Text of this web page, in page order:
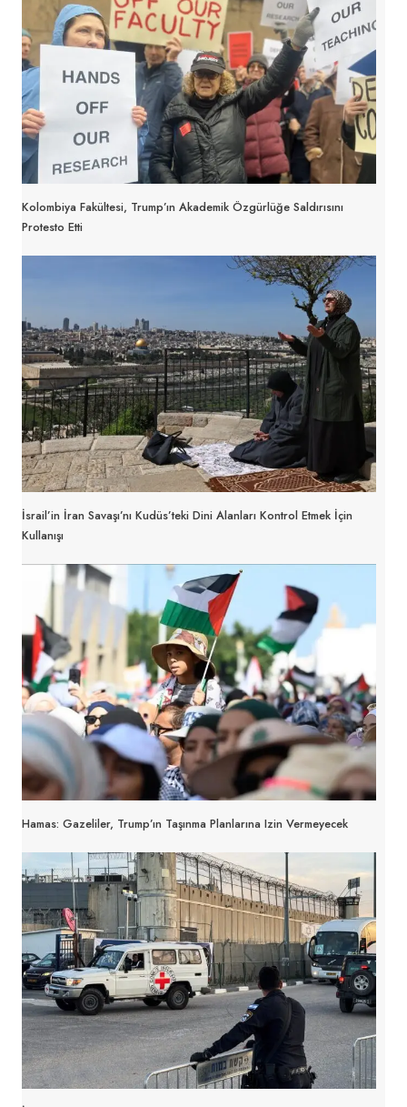
Kolombiya Fakültesi, Trump’ın Akademik Özgürlüğe Saldırısını
Protesto Etti
İsrail’in İran Savaşı’nı Kudüs’teki Dini Alanları Kontrol Etmek İçin
Kullanışı
Hamas: Gazeliler, Trump’ın Taşınma Planlarına Izin Vermeyecek